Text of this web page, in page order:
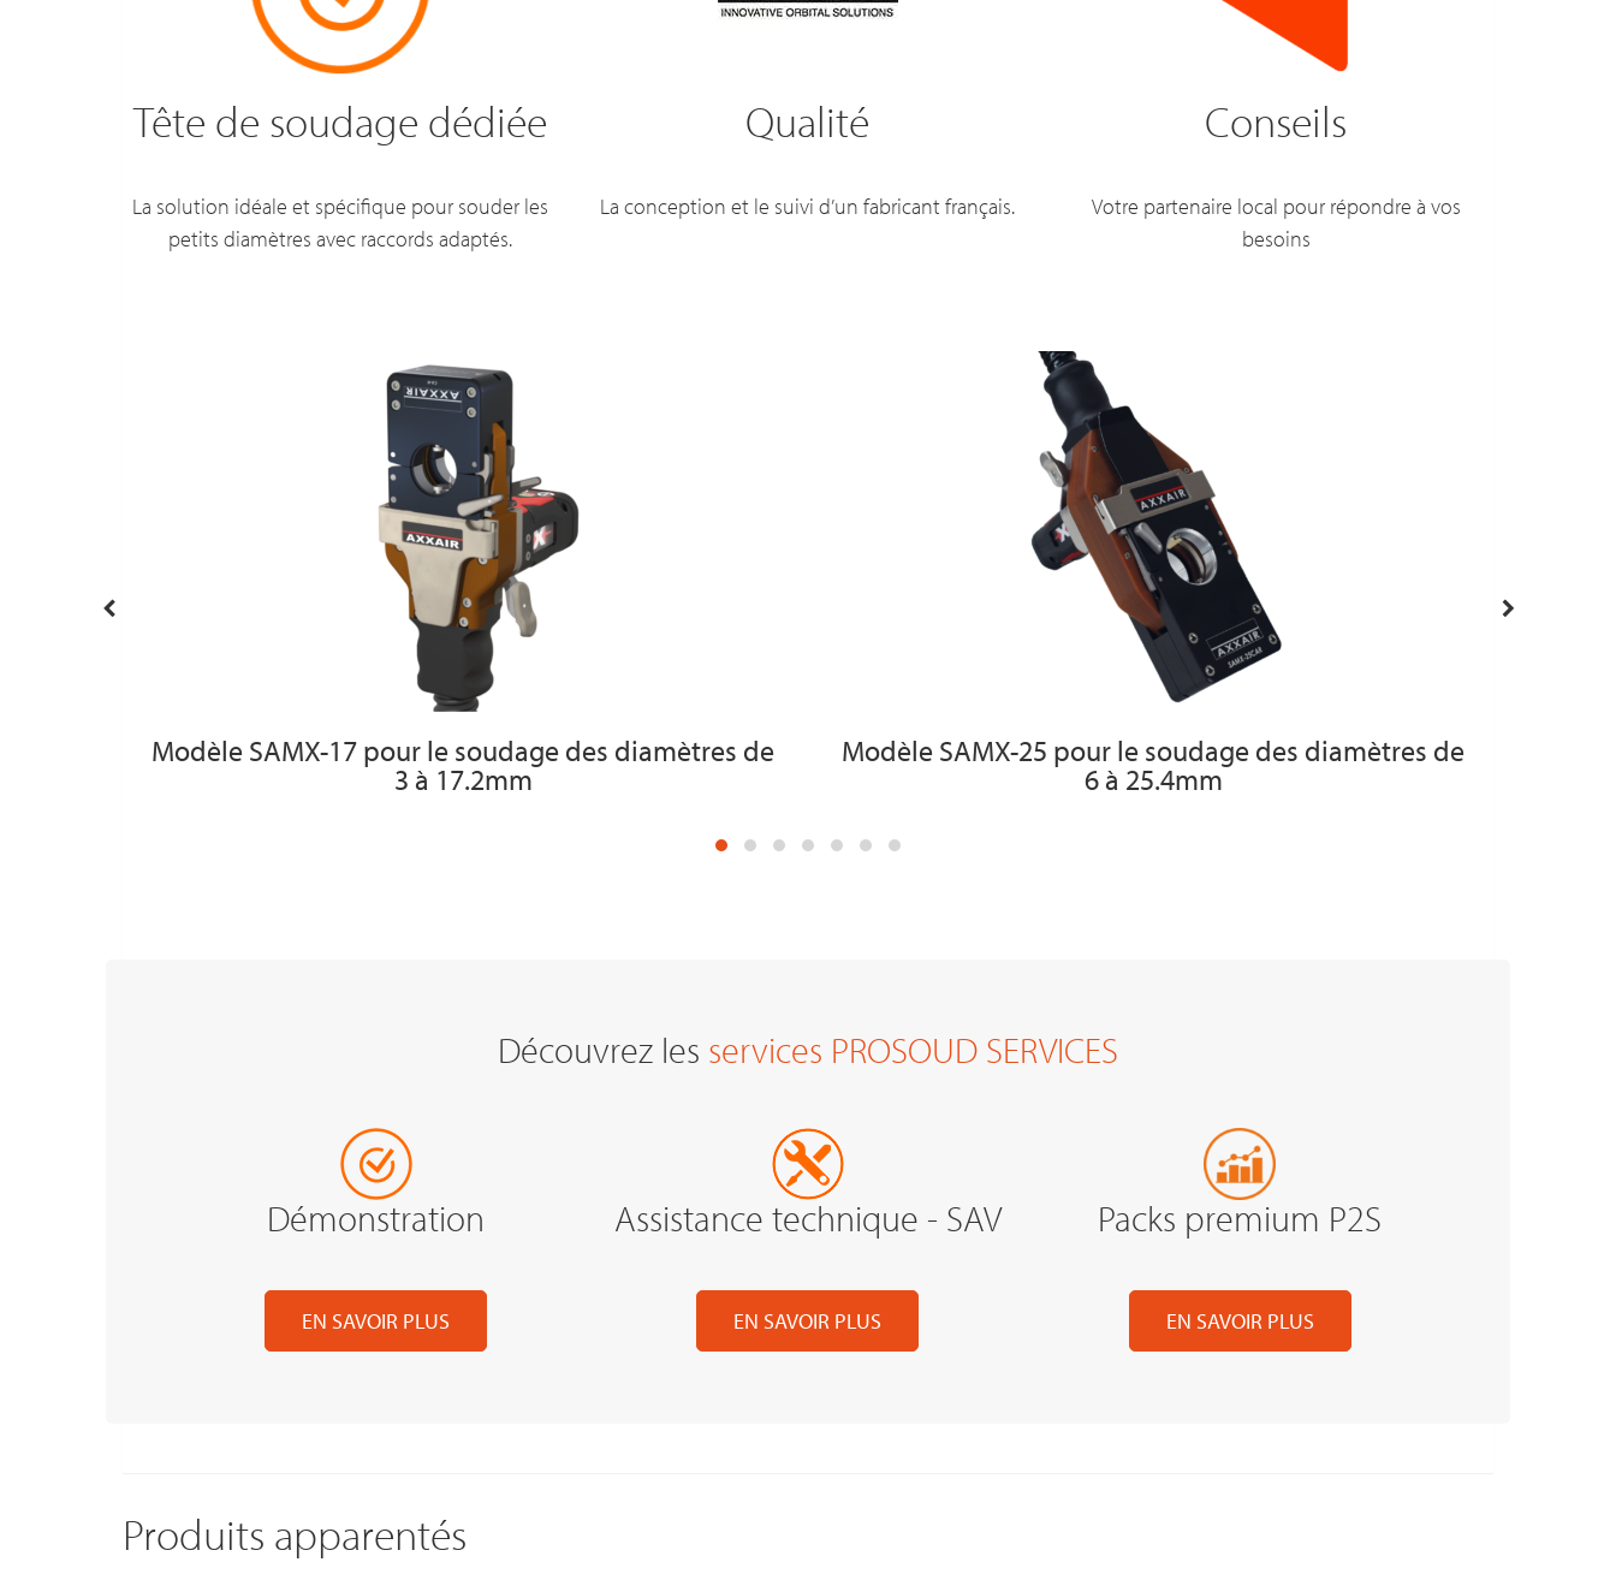
Tête de soudage dédiée
La solution idéale et spécifique pour souder les
petits diamètres avec raccords adaptés.
Qualité
La conception et le suivi d’un fabricant français.
Conseils
Votre partenaire local pour répondre à vos
besoins
Modèle SAMX-17 pour le soudage des diamètres de
3 à 17.2mm
Modèle SAMX-25 pour le soudage des diamètres de
6 à 25.4mm
Découvrez les services PROSOUD SERVICES
Démonstration
EN SAVOIR PLUS
Assistance technique - SAV
EN SAVOIR PLUS
Packs premium P2S
EN SAVOIR PLUS
Produits apparentés